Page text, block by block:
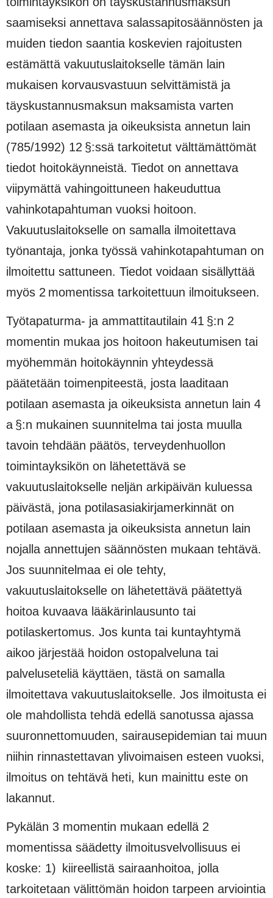
saamiseksi annettava salassapitosäännösten ja
muiden tiedon saantia koskevien rajoitusten
estämättä vakuutuslaitokselle tämän lain
mukaisen korvausvastuun selvittämistä ja
täyskustannusmaksun maksamista varten
potilaan asemasta ja oikeuksista annetun lain
(785/1992) 12 §:ssä tarkoitetut välttämättömät
tiedot hoitokäynneistä. Tiedot on annettava
viipymättä vahingoittuneen hakeuduttua
vahinkotapahtuman vuoksi hoitoon.
Vakuutuslaitokselle on samalla ilmoitettava
työnantaja, jonka työssä vahinkotapahtuman on
ilmoitettu sattuneen. Tiedot voidaan sisällyttää
myös 2 momentissa tarkoitettuun ilmoitukseen.
Työtapaturma- ja ammattitautilain 41 §:n 2
momentin mukaa jos hoitoon hakeutumisen tai
myöhemmän hoitokäynnin yhteydessä
päätetään toimenpiteestä, josta laaditaan
potilaan asemasta ja oikeuksista annetun lain 4
a §:n mukainen suunnitelma tai josta muulla
tavoin tehdään päätös, terveydenhuollon
toimintayksikön on lähetettävä se
vakuutuslaitokselle neljän arkipäivän kuluessa
päivästä, jona potilasasiakirjamerkinnät on
potilaan asemasta ja oikeuksista annetun lain
nojalla annettujen säännösten mukaan tehtävä.
Jos suunnitelmaa ei ole tehty,
vakuutuslaitokselle on lähetettävä päätettyä
hoitoa kuvaava lääkärinlausunto tai
potilaskertomus. Jos kunta tai kuntayhtymä
aikoo järjestää hoidon ostopalveluna tai
palveluseteliä käyttäen, tästä on samalla
ilmoitettava vakuutuslaitokselle. Jos ilmoitusta ei
ole mahdollista tehdä edellä sanotussa ajassa
suuronnettomuuden, sairausepidemian tai muun
niihin rinnastettavan ylivoimaisen esteen vuoksi,
ilmoitus on tehtävä heti, kun mainittu este on
lakannut.
Pykälän 3 momentin mukaan edellä 2
momentissa säädetty ilmoitusvelvollisuus ei
koske: 1) kiireellistä sairaanhoitoa, jolla
tarkoitetaan välittömän hoidon tarpeen arviointia